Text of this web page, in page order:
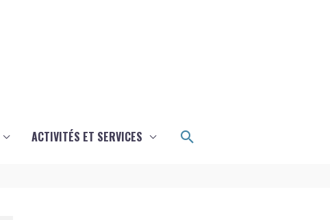
ACTIVITÉS ET SERVICES Rechercher